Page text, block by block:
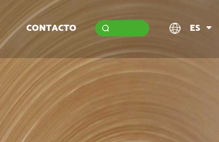
CONTACTO ES